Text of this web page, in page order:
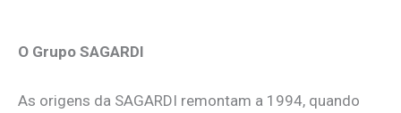
O Grupo SAGARDI
As origens da SAGARDI remontam a 1994, quando